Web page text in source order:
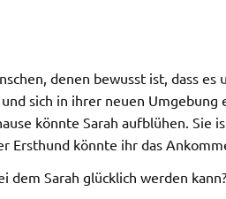
denen bewusst ist, dass
sich in ihrer neuen
könnte Sarah aufblühen. Sie
Ersthund könnte ihr das
dem Sarah glücklich werden kann?